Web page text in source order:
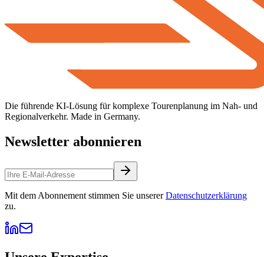
Die führende KI-Lösung für komplexe Tourenplanung im Nah- und
Regionalverkehr. Made in Germany.
Newsletter abonnieren
Mit dem Abonnement stimmen Sie unserer Datenschutzerklärung
zu.